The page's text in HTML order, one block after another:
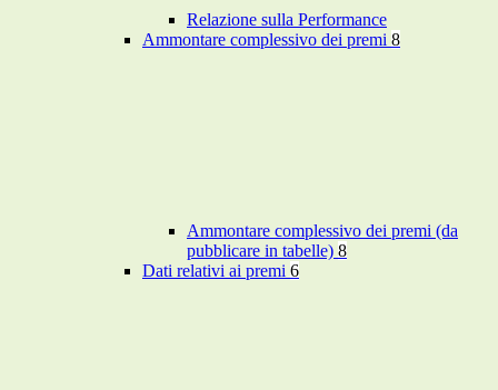
Relazione sulla Performance
Ammontare complessivo dei premi 8
Ammontare complessivo dei premi (da
pubblicare in tabelle) 8
Dati relativi ai premi 6